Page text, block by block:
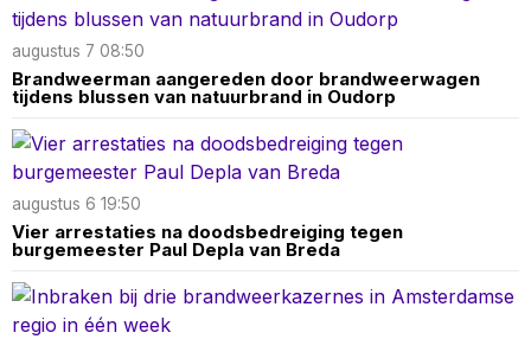
augustus 7 08:50
Brandweerman aangereden door brandweerwagen
tijdens blussen van natuurbrand in Oudorp
augustus 6 19:50
Vier arrestaties na doodsbedreiging tegen
burgemeester Paul Depla van Breda